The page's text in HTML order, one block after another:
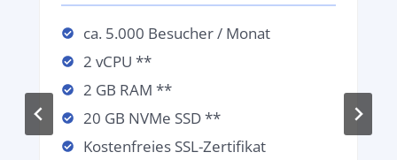
ca. 5.000 Besucher / Monat
2 vCPU **
2 GB RAM **
20 GB NVMe SSD **
Kostenfreies SSL-Zertifikat